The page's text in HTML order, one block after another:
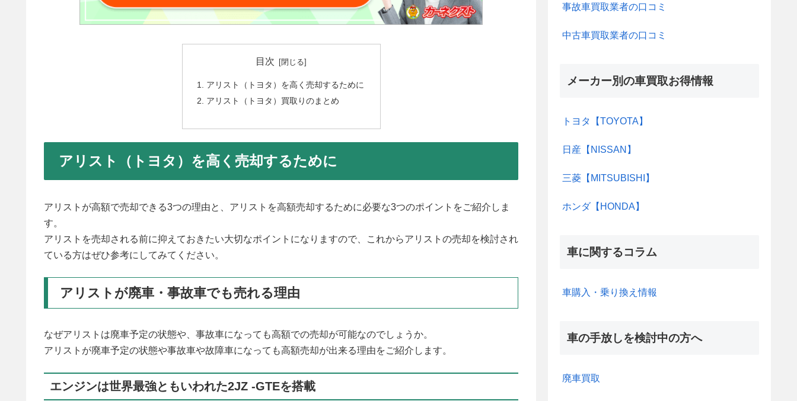
目次
アリスト（トヨタ）を高く売却するために
アリスト（トヨタ）買取りのまとめ
アリスト（トヨタ）を高く売却するために
アリストが高額で売却できる3つの理由と、アリストを高額売却するために必要な3つのポイントをご紹介しま
す。
アリストを売却される前に抑えておきたい大切なポイントになりますので、これからアリストの売却を検討され
ている方はぜひ参考にしてみてください。
アリストが廃車・事故車でも売れる理由
なぜアリストは廃車予定の状態や、事故車になっても高額での売却が可能なのでしょうか。
アリストが廃車予定の状態や事故車や故障車になっても高額売却が出来る理由をご紹介します。
エンジンは世界最強ともいわれた2JZ -GTEを搭載
事故車買取業者の口コミ
中古車買取業者の口コミ
メーカー別の車買取お得情報
トヨタ【TOYOTA】
日産【NISSAN】
三菱【MITSUBISHI】
ホンダ【HONDA】
車に関するコラム
車購入・乗り換え情報
車の手放しを検討中の方へ
廃車買取